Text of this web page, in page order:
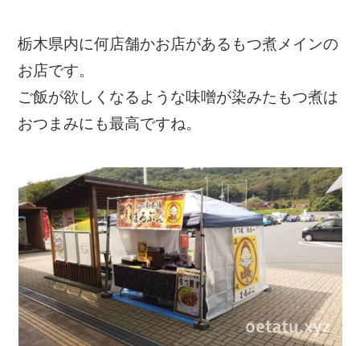
栃木県内に何店舗かお店があるもつ煮メインの
お店です。
ご飯が欲しくなるような味噌が染みたもつ煮は
おつまみにも最高ですね。